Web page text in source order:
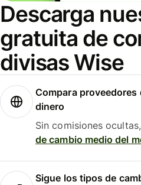
Descarga
gratuita de
divisas Wise
Compara
dinero
Sin comisiones
de cambio medio del
Sigue los tipos de